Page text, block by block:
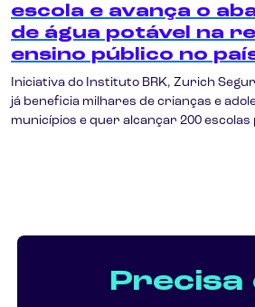
escola e avança o
de água potável na
ensino público no
Iniciativa do Instituto BRK, Zurich
já beneficia milhares de crianças e
municípios e quer alcançar 200 escolas
Precisa